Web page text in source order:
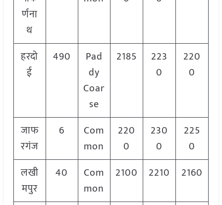
र्णना
थ
हरदो
ई
490
Pad
dy
Coar
se
2185
223
0
220
0
जाफ
रगंज
6
Com
mon
220
0
230
0
225
0
लखी
मपुर
40
Com
mon
2100 2210 2160